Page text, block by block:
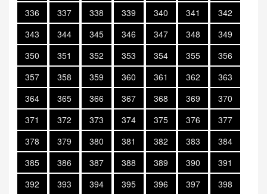
336
337 338 339 340 341
342
343
344 345 346 347 348
349
350
351 352 353 354 355
356
357
358 359 360 361 362
363
364
365 366 367 368 369
370
371
372 373 374 375 376
377
378
379 380 381 382 383
384
385
386 387 388 389 390
391
392
393 394 395 396 397 398